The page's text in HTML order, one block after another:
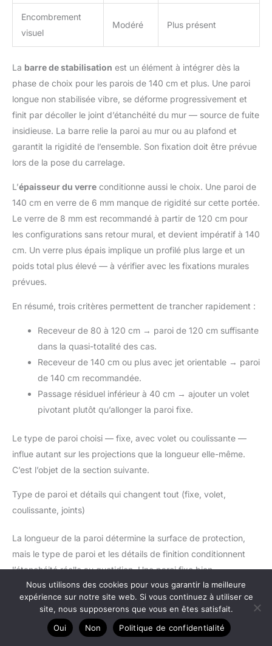
Encombrement
visuel
Modéré Plus présent
La barre de stabilisation est un élément à intégrer dès la
phase de choix pour les parois de 140 cm et plus. Une paroi
longue non stabilisée vibre, se déforme progressivement et
finit par décoller le joint d’étanchéité du mur — source de fuite
insidieuse. La barre relie la paroi au mur ou au plafond et
garantit la rigidité de l’ensemble. Son fixation doit être prévue
lors de la pose du carrelage.
L’épaisseur du verre conditionne aussi le choix. Une paroi de
140 cm en verre de 6 mm manque de rigidité sur cette portée.
Le verre de 8 mm est recommandé à partir de 120 cm pour
les configurations sans retour mural, et devient impératif à 140
cm. Un verre plus épais implique un profilé plus large et un
poids total plus élevé — à vérifier avec les fixations murales
prévues.
En résumé, trois critères permettent de trancher rapidement :
Receveur de 80 à 120 cm → paroi de 120 cm suffisante
dans la quasi-totalité des cas.
Receveur de 140 cm ou plus avec jet orientable → paroi
de 140 cm recommandée.
Passage résiduel inférieur à 40 cm → ajouter un volet
pivotant plutôt qu’allonger la paroi fixe.
Le type de paroi choisi — fixe, avec volet ou coulissante —
influe autant sur les projections que la longueur elle-même.
C’est l’objet de la section suivante.
Type de paroi et détails qui changent tout (fixe, volet,
coulissante, joints)
La longueur de la paroi détermine la surface de protection,
mais le type de paroi et les détails de finition conditionnent
l’étanchéité réelle au quotidien. Une paroi fixe bien
dimensionnée avec un joint d’étanchéité défaillant laisse
passer autant d’eau qu’une paroi trop courte.
La paroi fixeest la solution la plus simple et la plus robuste.
Nous utilisons des cookies pour vous garantir la meilleure
expérience sur notre site web. Si vous continuez à utiliser ce
site, nous supposerons que vous en êtes satisfait.
Oui
Non Politique de confidentialité